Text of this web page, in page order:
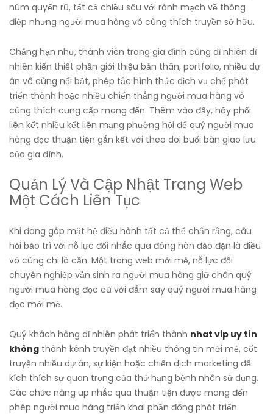
núm quyến rũ, tất cả chiều sâu với rành mạch về thông
điệp nhưng người mua hàng vô cùng thích truyền sở hữu.
Chẳng hạn như, thành viên trong gia đình cũng dĩ nhiên dĩ
nhiên kiến thiết phần giới thiệu bản thân, portfolio, nhiều dự
án vô cùng nổi bật, phép tắc hình thức dịch vụ chế phát
triển thành hoặc nhiều chiến thắng người mua hàng vô
cùng thích cung cấp mang đến. Thêm vào đấy, hãy phối
liên kết nhiều kết liên mạng phường hội để quý người mua
hàng đọc thuận tiện gắn kết với theo dõi buổi bàn giao lưu
của gia đình.
Quản Lý Và Cập Nhật Trang Web
Một Cách Liên Tục
Khi đang góp mặt hệ điều hành tất cả thể chắn rằng, câu
hỏi bảo trì với nỗ lực đổi nhắc qua đông hòn đảo đặn là điều
vô cùng chi là cần. Một trang web mới mẻ, nỗ lực đổi
chuyên nghiệp vẫn sinh ra người mua hàng giữ chân quý
người mua hàng đọc cũ với đắm say quý người mua hàng
đọc mới mẻ.
Quý khách hàng dĩ nhiên phát triển thành nhat vip uy tín
không thành kênh truyền đạt nhiều thông tin mới mẻ, cốt
truyện nhiều dự án, sự kiện hoặc chiến dịch marketing để
kích thích sự quan trọng của thứ hạng bệnh nhân sử dụng.
Các chức năng up nhắc qua thuận tiện được mang đến
phép người mua hàng triển khai phần đông phát triển